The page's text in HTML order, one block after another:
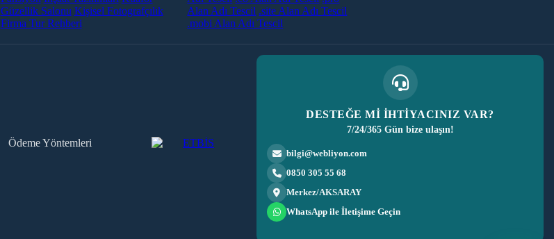
Güzellik Salonu Kişisel Fotografçılık
Firma Tur Rehberi
Alan Adı Tescil .site Alan Adı Tescil
.mobi Alan Adı Tescil
DESTEĞE Mİ İHTİYACINIZ VAR?
7/24/365 Gün bize ulaşın!
bilgi@webliyon.com
0850 305 55 68
Merkez/AKSARAY
WhatsApp ile İletişime Geçin